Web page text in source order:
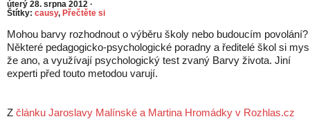
úterý 28. srpna 2012 ·
Štítky: causy, Přečtěte si
Mohou barvy rozhodnout o výběru školy nebo budoucím povolání?
Některé pedagogicko-psychologické poradny a ředitelé škol si
že ano, a využívají psychologický test zvaný Barvy života. Jiní
experti před touto metodou varují.
Z článku Jaroslavy Malínské a Martina Hromádky v Rozhlas.cz